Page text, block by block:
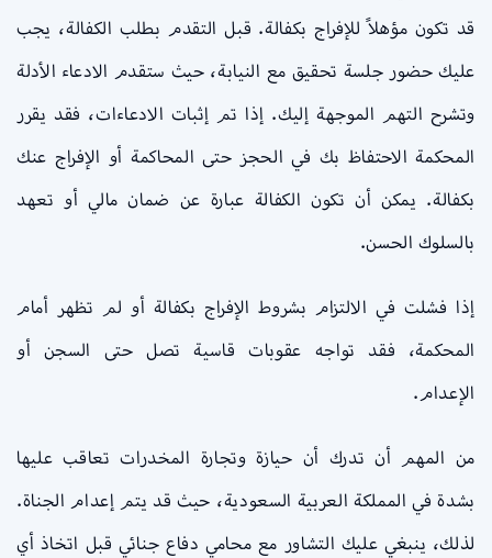
قد تكون مؤهلاً للإفراج بكفالة. قبل التقدم بطلب الكفالة، يجب
عليك حضور جلسة تحقيق مع النيابة، حيث ستقدم الادعاء الأدلة
وتشرح التهم الموجهة إليك. إذا تم إثبات الادعاءات، فقد يقرر
المحكمة الاحتفاظ بك في الحجز حتى المحاكمة أو الإفراج عنك
بكفالة. يمكن أن تكون الكفالة عبارة عن ضمان مالي أو تعهد
بالسلوك الحسن.
إذا فشلت في الالتزام بشروط الإفراج بكفالة أو لم تظهر أمام
المحكمة، فقد تواجه عقوبات قاسية تصل حتى السجن أو
الإعدام.
من المهم أن تدرك أن حيازة وتجارة المخدرات تعاقب عليها
بشدة في المملكة العربية السعودية، حيث قد يتم إعدام الجناة.
لذلك، ينبغي عليك التشاور مع محامي دفاع جنائي قبل اتخاذ أي